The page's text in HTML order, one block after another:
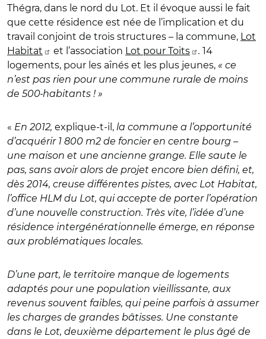
Thégra, dans le nord du Lot. Et il évoque aussi le fait
que cette résidence est née de l’implication et du
travail conjoint de trois structures – la commune, Lot
Habitat
et l’association Lot pour Toits . 14
logements, pour les aînés et les plus jeunes, « ce
n’est pas rien pour une commune rurale de moins
de 500 habitants ! »
« En 2012, explique-t-il, la commune a l’opportunité
d’acquérir 1 800 m2 de foncier en centre bourg –
une maison et une ancienne grange. Elle saute le
pas, sans avoir alors de projet encore bien défini, et,
dès 2014, creuse différentes pistes, avec Lot Habitat,
l’office HLM du Lot, qui accepte de porter l’opération
d’une nouvelle construction. Très vite, l’idée d’une
résidence intergénérationnelle émerge, en réponse
aux problématiques locales.
D’une part, le territoire manque de logements
adaptés pour une population vieillissante, aux
revenus souvent faibles, qui peine parfois à assumer
les charges de grandes bâtisses. Une constante
dans le Lot, deuxième département le plus âgé de